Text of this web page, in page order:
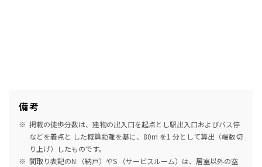
備考
掲載の徒歩分数は、建物の出入口を起点とし駅出入口およびバス停
などを着点と した概算距離を基に、80m を1 分として算出（端数切
り上げ）したものです。
間取り表記のN （納戸）やS （サービスルーム）は、居室以外の空